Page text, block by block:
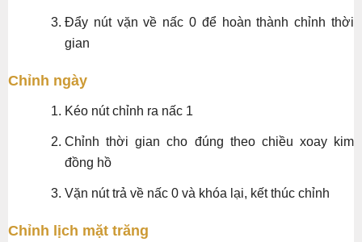
Đẩy nút vặn về nấc 0 để hoàn thành chỉnh thời
gian
Chỉnh ngày
Kéo nút chỉnh ra nấc 1
Chỉnh thời gian cho đúng theo chiều xoay kim
đồng hồ
Vặn nút trả về nấc 0 và khóa lại, kết thúc chỉnh
Chỉnh lịch mặt trăng